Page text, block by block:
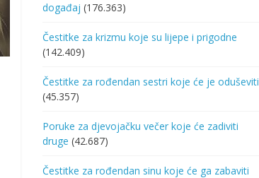
događaj (176.363)
Čestitke za krizmu koje su lijepe i prigodne
(142.409)
Čestitke za rođendan sestri koje će je oduševiti
(45.357)
Poruke za djevojačku večer koje će zadiviti
druge (42.687)
Čestitke za rođendan sinu koje će ga zabaviti